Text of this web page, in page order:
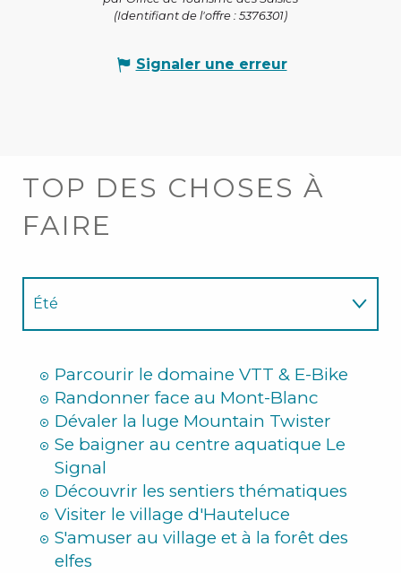
(Identifiant de l'offre : 5376301)
Signaler une erreur
TOP DES CHOSES À
FAIRE
Été
Parcourir le domaine VTT & E-Bike
Randonner face au Mont-Blanc
Dévaler la luge Mountain Twister
Se baigner au centre aquatique Le
Signal
Découvrir les sentiers thématiques
Visiter le village d'Hauteluce
S'amuser au village et à la forêt des
elfes